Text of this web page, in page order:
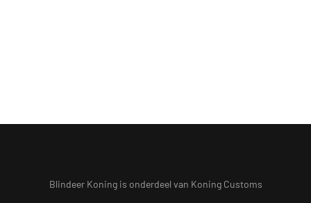
Blindeer Koning is onderdeel van Koning Customs